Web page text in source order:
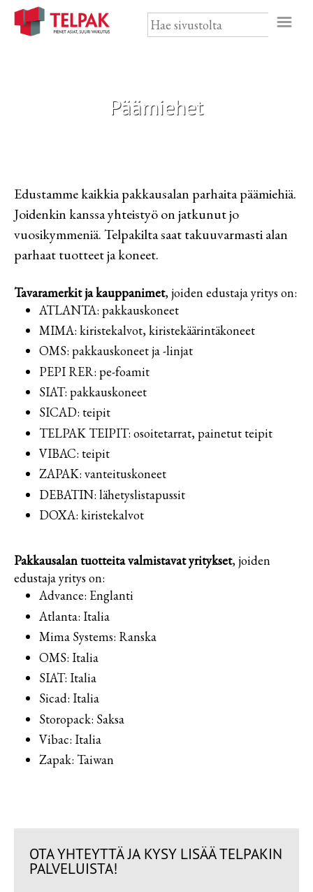
Skip
Palveluratkaisut
Pakkauskoneet ja huolto
Kiristekalvot ja pakkausmuovi
Pakkausvanteet ja -materiaalit
Pahvilaatikot ja aaltopahvituotteet
Säkit, kassit ja pussit
Pakkaussuojat
Kartonkituotteet
Paperituotteet
Tarrat ja laput
Tarvikkeet
Huomionauhat
Ajankohtaista
Yritys
Supplier/Carrier INFO
Svenska
Päämiehet
Edustamme kaikkia pakkausalan parhaita päämiehiä.
Joidenkin kanssa yhteistyö on jatkunut jo
vuosikymmeniä. Telpakilta saat takuuvarmasti alan
parhaat tuotteet ja koneet.
Tavaramerkit ja kauppanimet, joiden edustaja yritys on:
ATLANTA: pakkauskoneet
MIMA: kiristekalvot, kiristekäärintäkoneet
OMS: pakkauskoneet ja -linjat
PEPI RER: pe-foamit
SIAT: pakkauskoneet
SICAD: teipit
TELPAK TEIPIT: osoitetarrat, painetut teipit
VIBAC: teipit
ZAPAK: vanteituskoneet
DEBATIN: lähetyslistapussit
DOXA: kiristekalvot
Pakkausalan tuotteita valmistavat yritykset, joiden
edustaja yritys on:
Advance: Englanti
Atlanta: Italia
Mima Systems: Ranska
OMS: Italia
SIAT: Italia
Sicad: Italia
Storopack: Saksa
Vibac: Italia
Zapak: Taiwan
OTA YHTEYTTÄ JA KYSY LISÄÄ TELPAKIN
PALVELUISTA!